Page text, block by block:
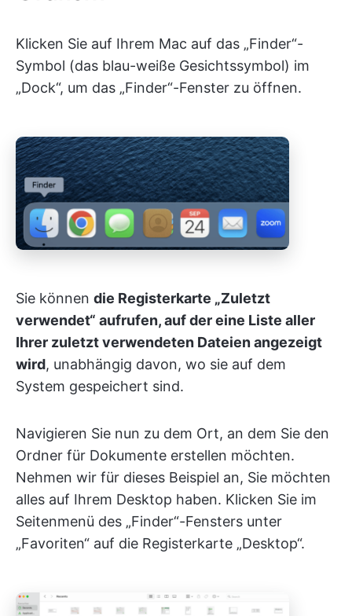
Klicken Sie auf Ihrem Mac auf das „Finder“-
Symbol (das blau-weiße Gesichtssymbol) im
„Dock“, um das „Finder“-Fenster zu öffnen.
Sie können die Registerkarte „Zuletzt
verwendet“ aufrufen, auf der eine Liste aller
Ihrer zuletzt verwendeten Dateien angezeigt
wird, unabhängig davon, wo sie auf dem
System gespeichert sind.
Navigieren Sie nun zu dem Ort, an dem Sie den
Ordner für Dokumente erstellen möchten.
Nehmen wir für dieses Beispiel an, Sie möchten
alles auf Ihrem Desktop haben. Klicken Sie im
Seitenmenü des „Finder“-Fensters unter
„Favoriten“ auf die Registerkarte „Desktop“.